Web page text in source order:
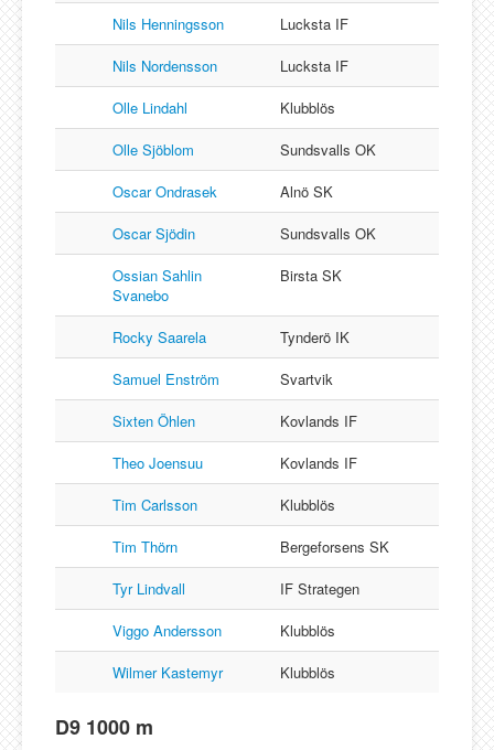
Nils Henningsson
Lucksta IF
Nils Nordensson
Lucksta IF
Olle Lindahl
Klubblös
Olle Sjöblom
Sundsvalls OK
Oscar Ondrasek
Alnö SK
Oscar Sjödin
Sundsvalls OK
Ossian Sahlin
Svanebo
Birsta SK
Rocky Saarela
Tynderö IK
Samuel Enström
Svartvik
Sixten Öhlen
Kovlands IF
Theo Joensuu
Kovlands IF
Tim Carlsson
Klubblös
Tim Thörn
Bergeforsens SK
Tyr Lindvall
IF Strategen
Viggo Andersson
Klubblös
Wilmer Kastemyr
Klubblös
D9 1000 m